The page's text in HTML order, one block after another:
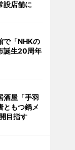
設店舗に
で「NHKの
誕生20周年
酒屋「手羽
もつ鍋メ
目指す